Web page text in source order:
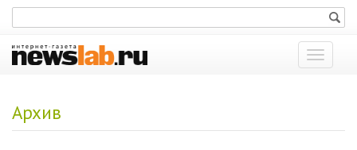
Показать
меню
Архив